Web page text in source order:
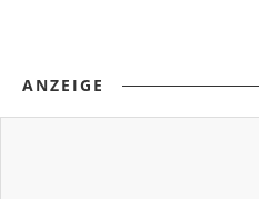
ANZEIGE